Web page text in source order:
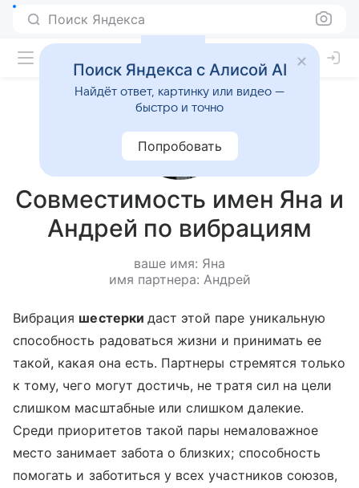
Поиск Яндекса
Совместимость имен Яна и
Андрей по вибрациям
ваше имя: Яна
имя партнера: Андрей
Вибрация шестерки даст этой паре уникальную
способность радоваться жизни и принимать ее
такой, какая она есть. Партнеры стремятся только
к тому, чего могут достичь, не тратя сил на цели
слишком масштабные или слишком далекие.
Среди приоритетов такой пары немаловажное
место занимает забота о близких; способность
помогать и заботиться у всех участников союзов,
Поиск Яндекса с Алисой AI
Найдёт ответ, картинку или видео —
быстро и точно
Попробовать